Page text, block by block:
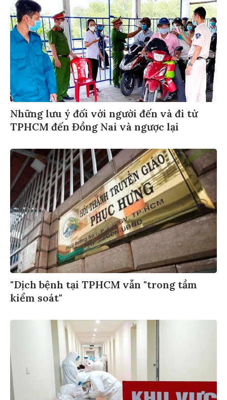
Những lưu ý đối với người đến và đi từ
TPHCM đến Đồng Nai và ngược lại
"Dịch bệnh tại TPHCM vẫn "trong tầm
kiểm soát"